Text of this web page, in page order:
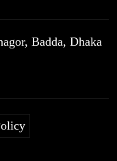
Badda, Dhaka